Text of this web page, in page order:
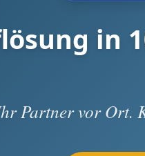
in
Partner vor Ort.